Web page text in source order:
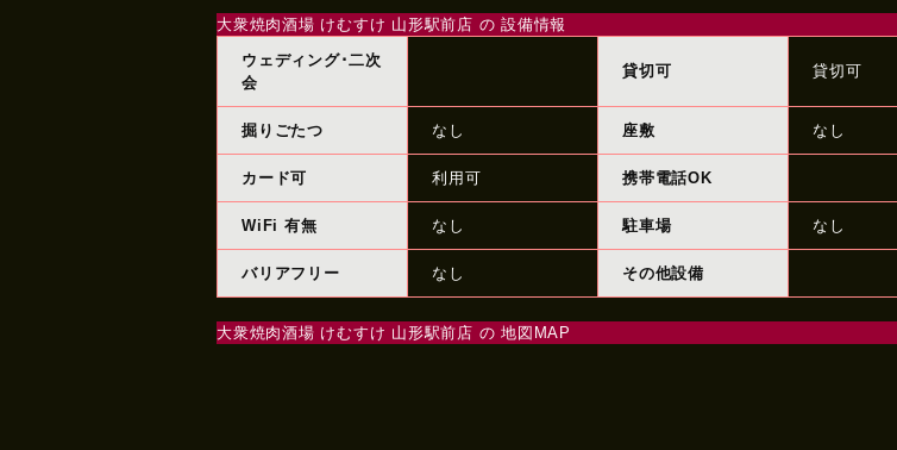
大衆焼肉酒場 けむすけ 山形駅前店 の 設備情報
ウェディング･二次
会
貸切可 貸切可
掘りごたつ なし 座敷 なし
カード可 利用可 携帯電話OK
WiFi 有無 なし 駐車場 なし
バリアフリー なし その他設備
大衆焼肉酒場 けむすけ 山形駅前店 の 地図MAP